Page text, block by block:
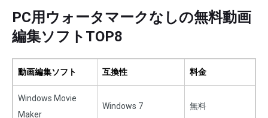
PC用ウォータマークなしの無料動画
編集ソフトTOP8
動画編集ソフト 互換性 料金
Windows Movie
Maker
Windows 7 無料